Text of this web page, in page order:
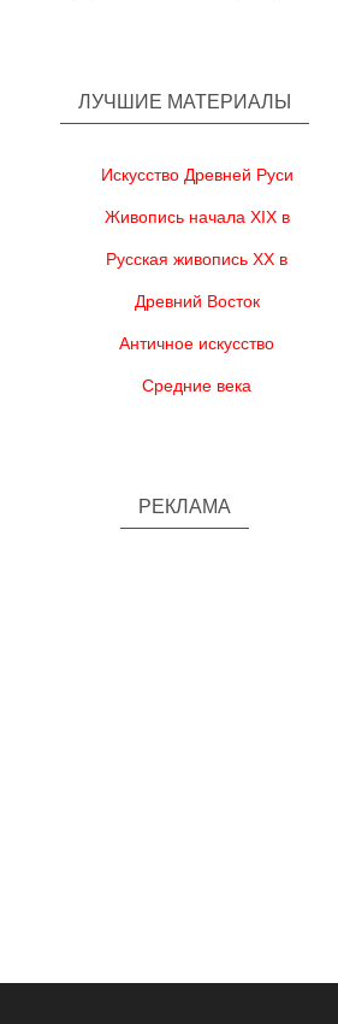
ЛУЧШИЕ МАТЕРИАЛЫ
Искусство Древней Руси
Живопись начала XIX в
Русская живопись XX в
Древний Восток
Античное искусство
Средние века
РЕКЛАМА